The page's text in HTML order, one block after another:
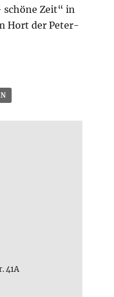
Zeit“ in
Hort der Peter-
41A